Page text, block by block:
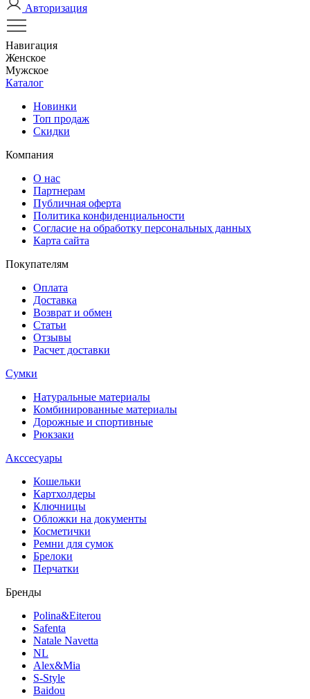
Авторизация
Навигация
Женское
Мужское
Каталог
Новинки
Топ продаж
Скидки
Компания
О нас
Партнерам
Публичная оферта
Политика конфиденциальности
Согласие на обработку персональных данных
Карта сайта
Покупателям
Оплата
Доставка
Возврат и обмен
Статьи
Отзывы
Расчет доставки
Сумки
Натуральные материалы
Комбинированные материалы
Дорожные и спортивные
Рюкзаки
Акссесуары
Кошельки
Картхолдеры
Ключницы
Обложки на документы
Косметички
Ремни для сумок
Брелоки
Перчатки
Бренды
Polina&Eiterou
Safenta
Natale Navetta
NL
Alex&Mia
S-Style
Baidou